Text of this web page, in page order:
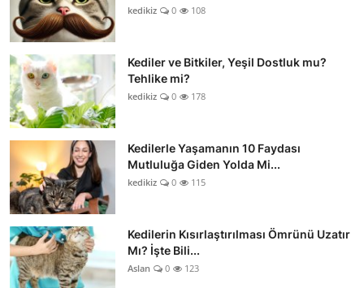
kedikiz 0 108
Kediler ve Bitkiler, Yeşil Dostluk mu?
Tehlike mi?
kedikiz 0 178
Kedilerle Yaşamanın 10 Faydası
Mutluluğa Giden Yolda Mi...
kedikiz 0 115
Kedilerin Kısırlaştırılması Ömrünü Uzatır
Mı? İşte Bili...
Aslan 0 123